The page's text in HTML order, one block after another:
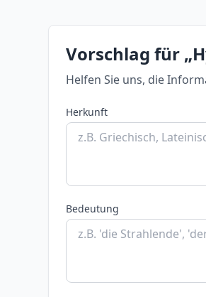
Vorschlag für
Helfen Sie uns, die
Herkunft
Bedeutung